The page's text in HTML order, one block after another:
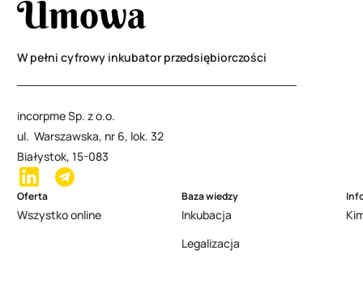
W pełni cyfrowy inkubator przedsiębiorczości
incorpme Sp. z o.o.
ul. Warszawska, nr 6, lok. 32
Białystok, 15-083
Oferta
Wszystko online
Baza wiedzy
Inkubacja
Legalizacja